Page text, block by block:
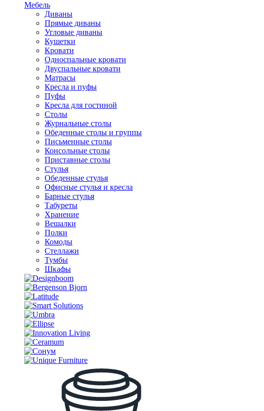
Мебель
Диваны
Прямые диваны
Угловые диваны
Кушетки
Кровати
Односпальные кровати
Двуспальные кровати
Матрасы
Кресла и пуфы
Пуфы
Кресла для гостиной
Столы
Журнальные столы
Обеденные столы и группы
Письменные столы
Консольные столы
Приставные столы
Стулья
Обеденные стулья
Офисные стулья и кресла
Барные стулья
Табуреты
Хранение
Вешалки
Полки
Комоды
Стеллажи
Тумбы
Шкафы